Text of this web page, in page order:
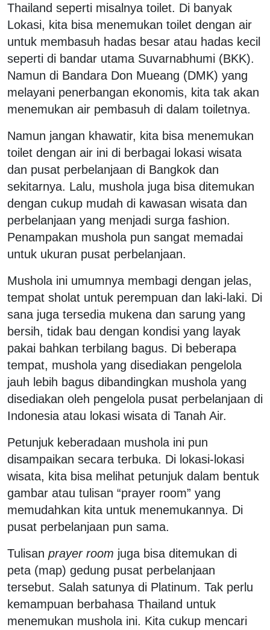
Thailand seperti misalnya toilet. Di banyak
Lokasi, kita bisa menemukan toilet dengan air
untuk membasuh hadas besar atau hadas kecil
seperti di bandar utama Suvarnabhumi (BKK).
Namun di Bandara Don Mueang (DMK) yang
melayani penerbangan ekonomis, kita tak akan
menemukan air pembasuh di dalam toiletnya.
Namun jangan khawatir, kita bisa menemukan
toilet dengan air ini di berbagai lokasi wisata
dan pusat perbelanjaan di Bangkok dan
sekitarnya. Lalu, mushola juga bisa ditemukan
dengan cukup mudah di kawasan wisata dan
perbelanjaan yang menjadi surga fashion.
Penampakan mushola pun sangat memadai
untuk ukuran pusat perbelanjaan.
Mushola ini umumnya membagi dengan jelas,
tempat sholat untuk perempuan dan laki-laki. Di
sana juga tersedia mukena dan sarung yang
bersih, tidak bau dengan kondisi yang layak
pakai bahkan terbilang bagus. Di beberapa
tempat, mushola yang disediakan pengelola
jauh lebih bagus dibandingkan mushola yang
disediakan oleh pengelola pusat perbelanjaan di
Indonesia atau lokasi wisata di Tanah Air.
Petunjuk keberadaan mushola ini pun
disampaikan secara terbuka. Di lokasi-lokasi
wisata, kita bisa melihat petunjuk dalam bentuk
gambar atau tulisan “prayer room” yang
memudahkan kita untuk menemukannya. Di
pusat perbelanjaan pun sama.
Tulisan prayer room juga bisa ditemukan di
peta (map) gedung pusat perbelanjaan
tersebut. Salah satunya di Platinum. Tak perlu
kemampuan berbahasa Thailand untuk
menemukan mushola ini. Kita cukup mencari